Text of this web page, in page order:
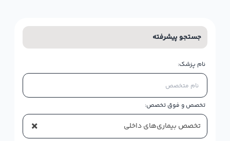
جستجو پیشرفته
نام پزشک:
تخصص و فوق تخصص:
× تخصص بیماری‌های داخلی